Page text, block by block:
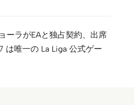
ーラがEAと独占契約、出席
は唯一の La Liga 公式ゲー